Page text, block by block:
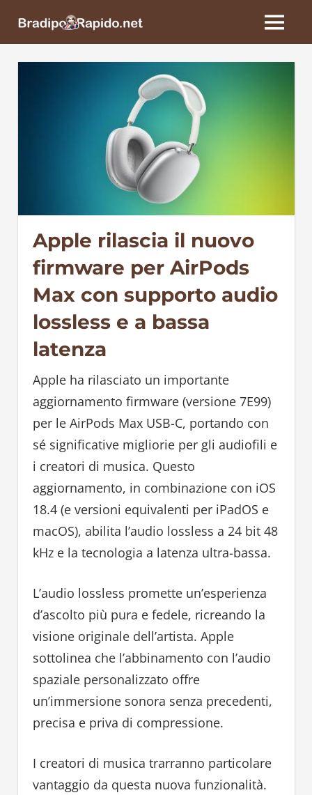
BradipoRapido.net
MENU
Apple rilascia il nuovo
firmware per AirPods
Max con supporto audio
lossless e a bassa
latenza
Apple ha rilasciato un importante
aggiornamento firmware (versione 7E99)
per le AirPods Max USB-C, portando con
sé significative migliorie per gli audiofili e
i creatori di musica. Questo
aggiornamento, in combinazione con iOS
18.4 (e versioni equivalenti per iPadOS e
macOS), abilita l’audio lossless a 24 bit 48
kHz e la tecnologia a latenza ultra-bassa.
L’audio lossless promette un’esperienza
d’ascolto più pura e fedele, ricreando la
visione originale dell’artista. Apple
sottolinea che l’abbinamento con l’audio
spaziale personalizzato offre
un’immersione sonora senza precedenti,
precisa e priva di compressione.
I creatori di musica trarranno particolare
vantaggio da questa nuova funzionalità.